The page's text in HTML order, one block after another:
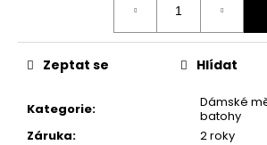
Kategorie:
Dámské
batohy
Záruka:
2 roky
Zeptat se Hlídat
e
m
e